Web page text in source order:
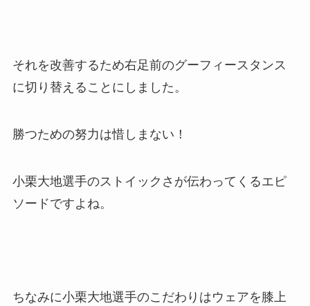
それを改善するため右足前のグーフィースタンス
に切り替えることにしました。
勝つための努力は惜しまない！
小栗大地選手のストイックさが伝わってくるエピ
ソードですよね。
ちなみに小栗大地選手のこだわりはウェアを膝上